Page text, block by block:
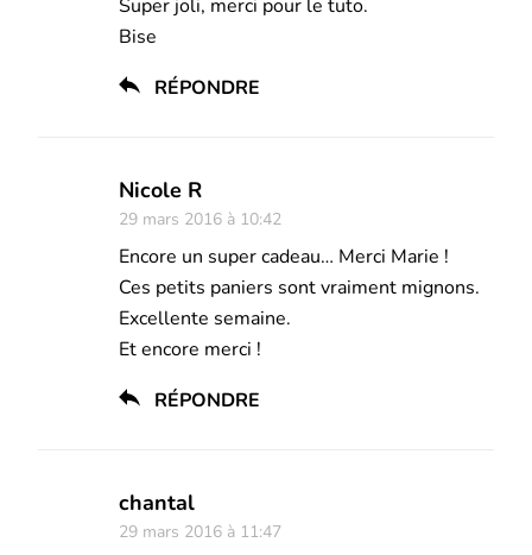
Super joli, merci pour le tuto.
Bise
RÉPONDRE
Nicole R
29 mars 2016 à 10:42
Encore un super cadeau… Merci Marie !
Ces petits paniers sont vraiment mignons.
Excellente semaine.
Et encore merci !
RÉPONDRE
chantal
29 mars 2016 à 11:47